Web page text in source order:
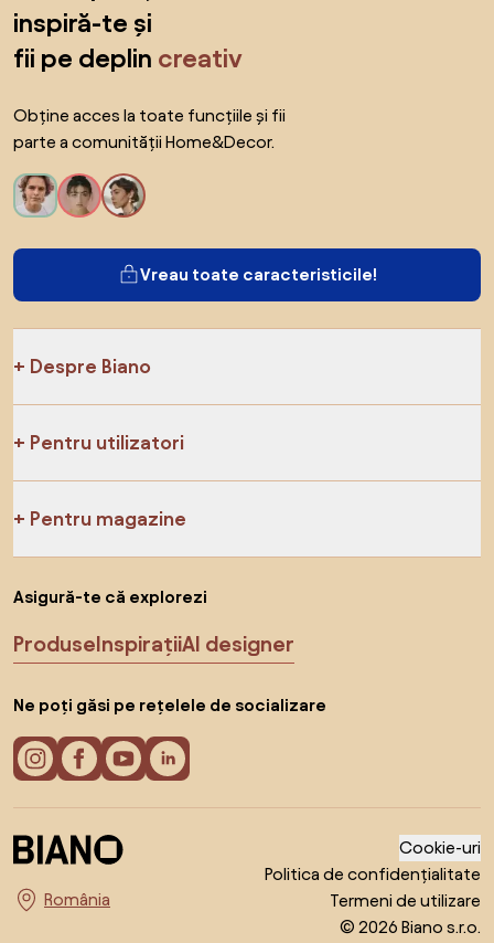
inspiră-te și
fii pe deplin creativ
Obține acces la toate funcțiile și fii
parte a comunității Home&Decor.
Vreau toate caracteristicile!
Despre Biano
Pentru utilizatori
Pentru magazine
Asigură-te că explorezi
ProduseInspirațiiAI designer
Ne poți găsi pe rețelele de socializare
Alege țara
Cookie-uri
Politica de confidențialitate
Termeni de utilizare
© 2026 Biano s.r.o.